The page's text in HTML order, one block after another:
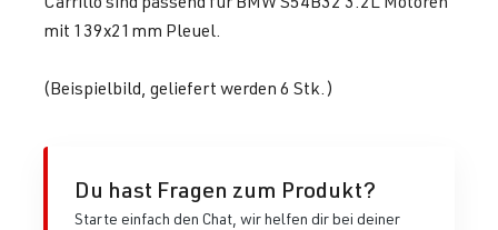
mit 139x21mm Pleuel.
(Beispielbild, geliefert werden 6 Stk.)
Du hast Fragen zum Produkt?
Starte einfach den Chat, wir helfen dir bei deiner